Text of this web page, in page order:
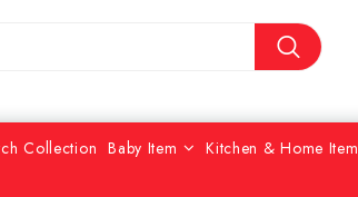
Collection Baby Item Kitchen & Home Item